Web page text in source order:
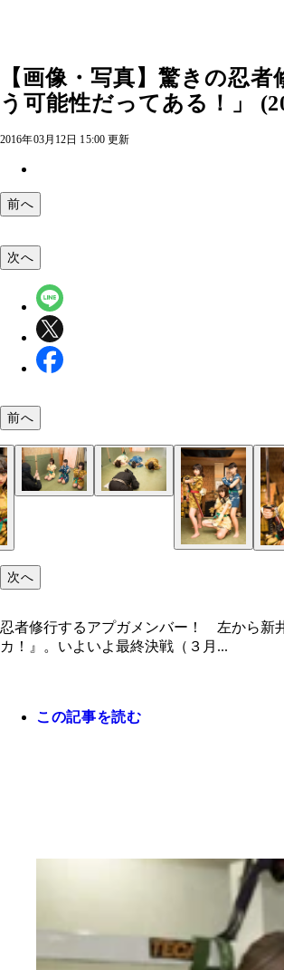
【画像・写真】驚きの忍
う可能性だってある！」
2016年03月12日 15:00 更新
前へ
次へ
前へ
次へ
忍者修行するアプガメンバー！ 左から新
カ！』。いよいよ最終決戦（３月...
この記事を読む